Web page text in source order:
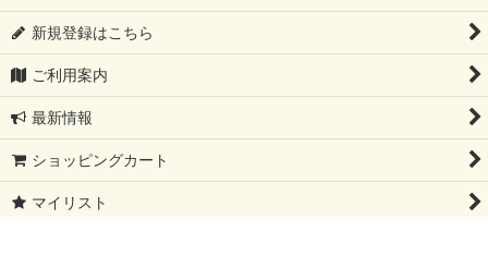
新規登録はこちら
ご利用案内
最新情報
ショッピングカート
マイリスト